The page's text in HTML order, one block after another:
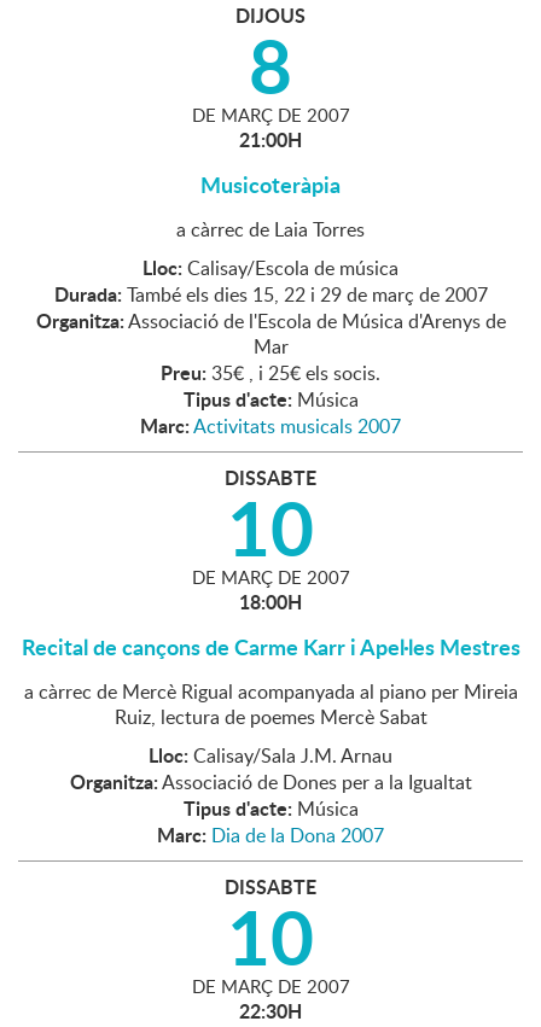
DIJOUS
8
DE MARÇ DE 2007
21:00H
Musicoteràpia
a càrrec de Laia Torres
Lloc: Calisay/Escola de música
Durada: També els dies 15, 22 i 29 de març de 2007
Organitza:Associació de l'Escola de Música d'Arenys de
Mar
Preu: 35€ , i 25€ els socis.
Tipus d'acte: Música
Marc:Activitats musicals 2007
DISSABTE
10
DE MARÇ DE 2007
18:00H
Recital de cançons de Carme Karr i Apel·les Mestres
a càrrec de Mercè Rigual acompanyada al piano per Mireia
Ruiz, lectura de poemes Mercè Sabat
Lloc: Calisay/Sala J.M. Arnau
Organitza:Associació de Dones per a la Igualtat
Tipus d'acte: Música
Marc: Dia de la Dona 2007
DISSABTE
10
DE MARÇ DE 2007
22:30H